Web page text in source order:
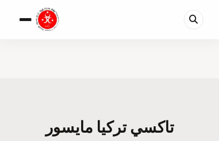
تاكسي تركيا مايسور